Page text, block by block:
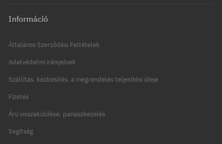
Információ
Általános Szerződési Feltételek
Adatvédelmi irányelvek
Szállítás, kézbesítés, a megrendelés teljesítési ideje
Fizetés
Áru visszaküldése, panaszkezelés
Segítség